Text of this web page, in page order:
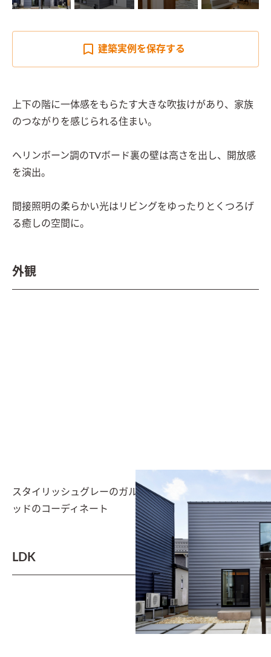
建築実例を保存する
上下の階に一体感をもらたす大きな吹抜けがあり、家族
のつながりを感じられる住まい。
ヘリンボーン調のTVボード裏の壁は高さを出し、開放感
を演出。
間接照明の柔らかい光はリビングをゆったりとくつろげ
る癒しの空間に。
外観
スタイリッシュグレーのガルバリウム鋼板にベージュウ
ッドのコーディネート
LDK